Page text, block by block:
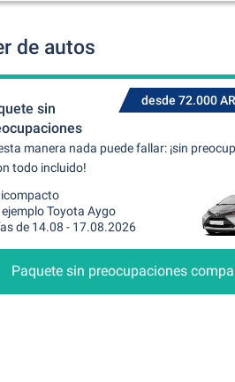
de autos
desde 72.000
sin
manera nada puede fallar: ¡sin
todo incluido!
Toyota Aygo
de 14.08 - 17.08.2026
Paquete sin preocupaciones